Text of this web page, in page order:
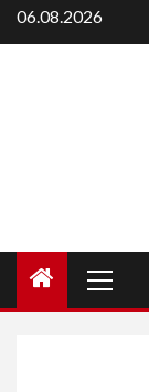
Перейти
к
06.08.2026
меню